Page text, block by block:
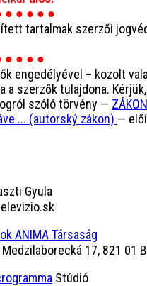
● ● ● ● ●
tartalmak szerzői
● ● ● ●
engedélyével – közölt
a szerzők tulajdona.
szóló törvény —
... (autorský zákon) —
Gyula
ANIMA Társaság
17, 821 01
Stúdió